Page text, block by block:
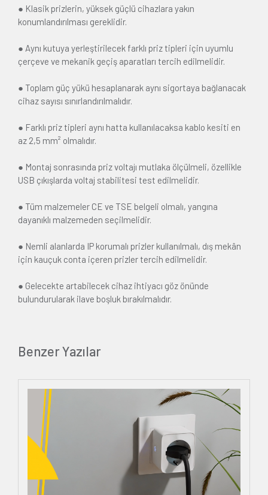
● Klasik prizlerin, yüksek güçlü cihazlara yakın
konumlandırılması gereklidir.
● Aynı kutuya yerleştirilecek farklı priz tipleri için uyumlu
çerçeve ve mekanik geçiş aparatları tercih edilmelidir.
● Toplam güç yükü hesaplanarak aynı sigortaya bağlanacak
cihaz sayısı sınırlandırılmalıdır.
● Farklı priz tipleri aynı hatta kullanılacaksa kablo kesiti en
az 2,5 mm² olmalıdır.
● Montaj sonrasında priz voltajı mutlaka ölçülmeli, özellikle
USB çıkışlarda voltaj stabilitesi test edilmelidir.
● Tüm malzemeler CE ve TSE belgeli olmalı, yangına
dayanıklı malzemeden seçilmelidir.
● Nemli alanlarda IP korumalı prizler kullanılmalı, dış mekân
için kauçuk conta içeren prizler tercih edilmelidir.
● Gelecekte artabilecek cihaz ihtiyacı göz önünde
bulundurularak ilave boşluk bırakılmalıdır.
Benzer Yazılar